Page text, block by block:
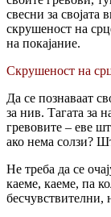
свесни за својата
скрушеност на
на покајание.
Скрушеност на
Да се познаваат
за нив. Тагата за
гревовите – еве
ако нема солзи?
Не треба да се
каеме, каеме, па
бесчувствителни,